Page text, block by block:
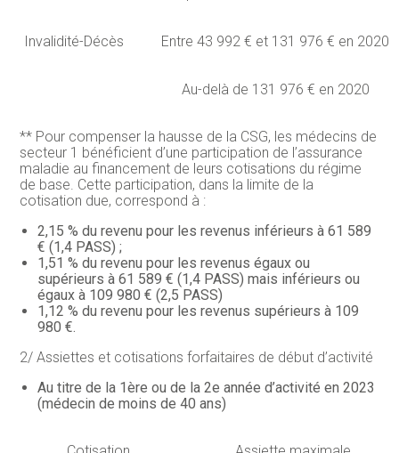
Invalidité-Décès Entre 43 992 € et 131 976 € en 2020
Au-delà de 131 976 € en 2020
** Pour compenser la hausse de la CSG, les médecins de
secteur 1 bénéficient d’une participation de l’assurance
maladie au financement de leurs cotisations du régime
de base. Cette participation, dans la limite de la
cotisation due, correspond à :
2,15 % du revenu pour les revenus inférieurs à 61 589
€ (1,4 PASS) ;
1,51 % du revenu pour les revenus égaux ou
supérieurs à 61 589 € (1,4 PASS) mais inférieurs ou
égaux à 109 980 € (2,5 PASS)
1,12 % du revenu pour les revenus supérieurs à 109
980 €.
2/ Assiettes et cotisations forfaitaires de début d’activité
Au titre de la 1ère ou de la 2e année d’activité en 2023
(médecin de moins de 40 ans)